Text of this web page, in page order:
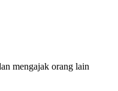
mengajak orang lain